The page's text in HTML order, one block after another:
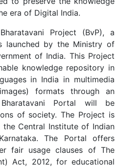
era of Digital India.
Project (BvP), a
launched by the Ministry of
of India. This Project
knowledge repository in
in India in multimedia
formats through an
Portal will be
of society. The Project is
Central Institute of Indian
The Portal offers
fair usage clauses of The
Act, 2012, for educational